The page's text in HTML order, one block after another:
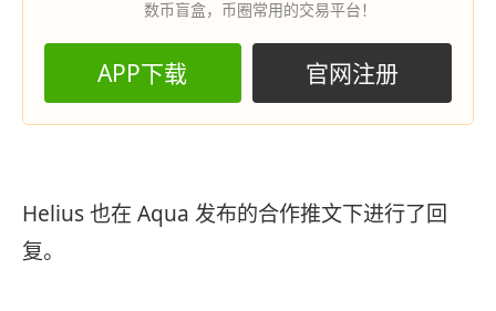
数币盲盒，币圈常用的交易平台！
APP下载 官网注册
Helius 也在 Aqua 发布的合作推文下进行了回
复。